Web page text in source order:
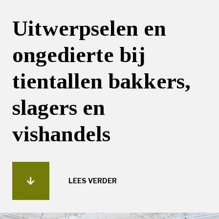
Uitwerpselen en
ongedierte bij
tientallen bakkers,
slagers en
vishandels
LEES VERDER